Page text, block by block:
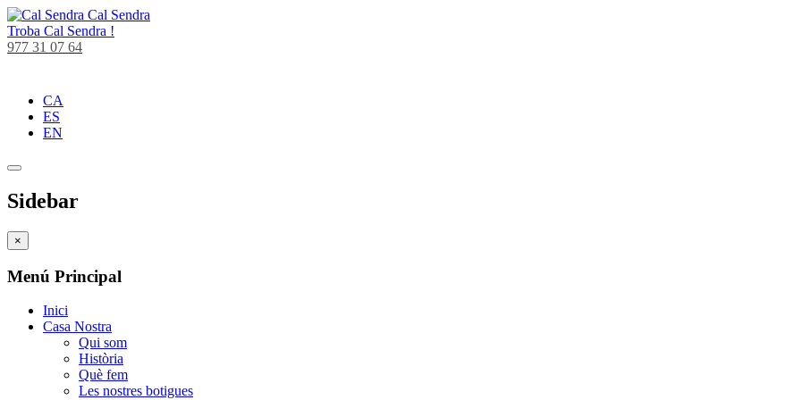
Cal Sendra
Troba Cal Sendra !
977 31 07 64
CA
ES
EN
Sidebar
×
Menú Principal
Inici
Casa Nostra
Qui som
Història
Què fem
Les nostres botigues